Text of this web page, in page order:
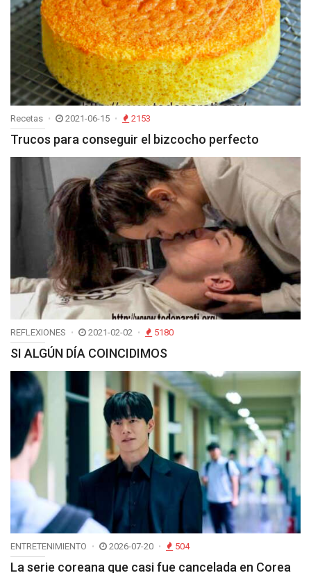
Recetas 2021-06-15 2153
Trucos para conseguir el bizcocho perfecto
REFLEXIONES 2021-02-02 5180
SI ALGÚN DÍA COINCIDIMOS
ENTRETENIMIENTO 2026-07-20 504
La serie coreana que casi fue cancelada en Corea